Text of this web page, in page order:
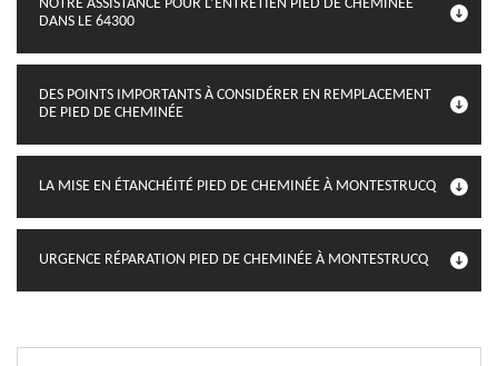
NOTRE ASSISTANCE POUR L’ENTRETIEN PIED DE CHEMINÉE
DANS LE 64300
DES POINTS IMPORTANTS À CONSIDÉRER EN REMPLACEMENT
DE PIED DE CHEMINÉE
LA MISE EN ÉTANCHÉITÉ PIED DE CHEMINÉE À MONTESTRUCQ
URGENCE RÉPARATION PIED DE CHEMINÉE À MONTESTRUCQ